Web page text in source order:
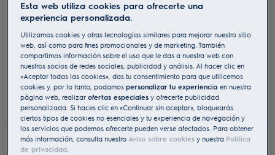
Esta web utiliza cookies para ofrecerte una
experiencia personalizada.
Utilizamos cookies y otras tecnologías similares para mejorar nuestro sitio
web, así como para fines promocionales y de marketing. También
compartimos información sobre el uso que le das a nuestra web con
nuestros socios de redes sociales, publicidad y análisis. Al hacer clic en
«Aceptar todas las cookies», das tu consentimiento para que utilicemos
cookies y, por lo tanto, podamospersonalizar tu experienciaen nuestra
página web, realizarofertas especiales y ofrecerte publicidad
personalizada. Si haces clic en «Continuar sin aceptar», bloquearás
ciertos tipos de cookies no esenciales y tu experiencia de navegación y
los servicios que podemos ofrecerte pueden verse afectados. Para obtener
más información, consulta nuestroAviso sobre cookies y nuestra Política
de privacidad.